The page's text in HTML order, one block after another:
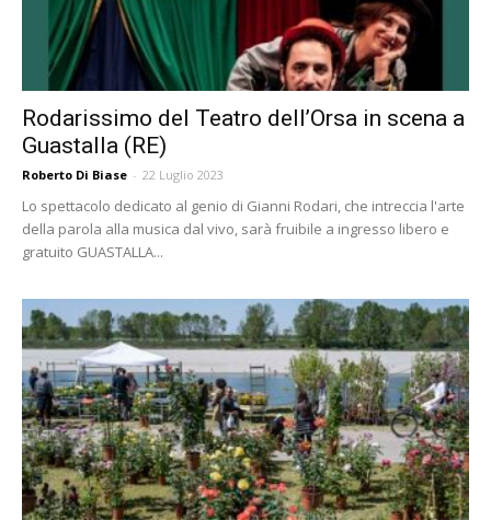
Rodarissimo del Teatro dell’Orsa in scena a
Guastalla (RE)
Roberto Di Biase - 22 Luglio 2023
Lo spettacolo dedicato al genio di Gianni Rodari, che intreccia l'arte
della parola alla musica dal vivo, sarà fruibile a ingresso libero e
gratuito GUASTALLA...